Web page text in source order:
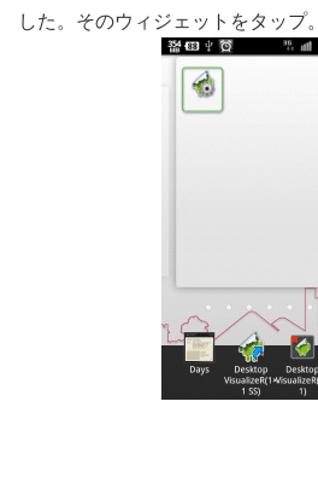
した。そのウィジェットをタップ。